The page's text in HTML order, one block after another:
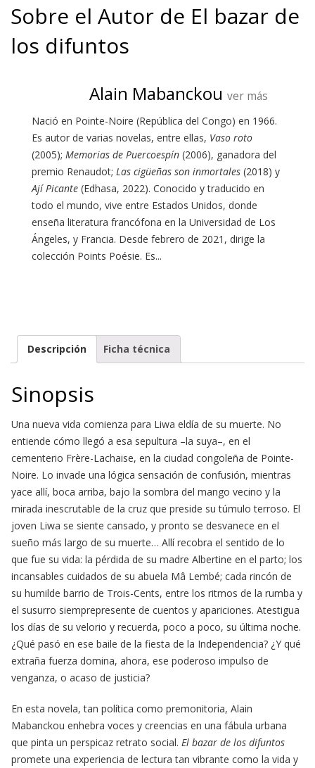
Sobre el Autor de El bazar de
los difuntos
Alain Mabanckou ver más
Nació en Pointe-Noire (República del Congo) en 1966.
Es autor de varias novelas, entre ellas, Vaso roto
(2005); Memorias de Puercoespín (2006), ganadora del
premio Renaudot; Las cigüeñas son inmortales (2018) y
Ají Picante (Edhasa, 2022). Conocido y traducido en
todo el mundo, vive entre Estados Unidos, donde
enseña literatura francófona en la Universidad de Los
Ángeles, y Francia. Desde febrero de 2021, dirige la
colección Points Poésie. Es...
Descripción Ficha técnica
Sinopsis
Una nueva vida comienza para Liwa eldía de su muerte. No
entiende cómo llegó a esa sepultura –la suya–, en el
cementerio Frère-Lachaise, en la ciudad congoleña de Pointe-
Noire. Lo invade una lógica sensación de confusión, mientras
yace allí, boca arriba, bajo la sombra del mango vecino y la
mirada inescrutable de la cruz que preside su túmulo terroso. El
joven Liwa se siente cansado, y pronto se desvanece en el
sueño más largo de su muerte… Allí recobra el sentido de lo
que fue su vida: la pérdida de su madre Albertine en el parto; los
incansables cuidados de su abuela Mâ Lembé; cada rincón de
su humilde barrio de Trois-Cents, entre los ritmos de la rumba y
el susurro siemprepresente de cuentos y apariciones. Atestigua
los días de su velorio y recuerda, poco a poco, su última noche.
¿Qué pasó en ese baile de la fiesta de la Independencia? ¿Y qué
extraña fuerza domina, ahora, ese poderoso impulso de
venganza, o acaso de justicia?
En esta novela, tan política como premonitoria, Alain
Mabanckou enhebra voces y creencias en una fábula urbana
que pinta un perspicaz retrato social. El bazar de los difuntos
promete una experiencia de lectura tan vibrante como la vida y